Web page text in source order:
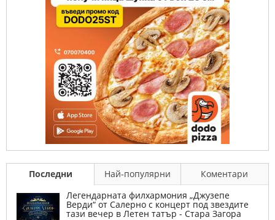
Последни Най-популярни
Коментари
Легендарната филхармония „Джузепе
Верди“ от Салерно с концерт под звездите
тази вечер в Летен татър - Стара Загора